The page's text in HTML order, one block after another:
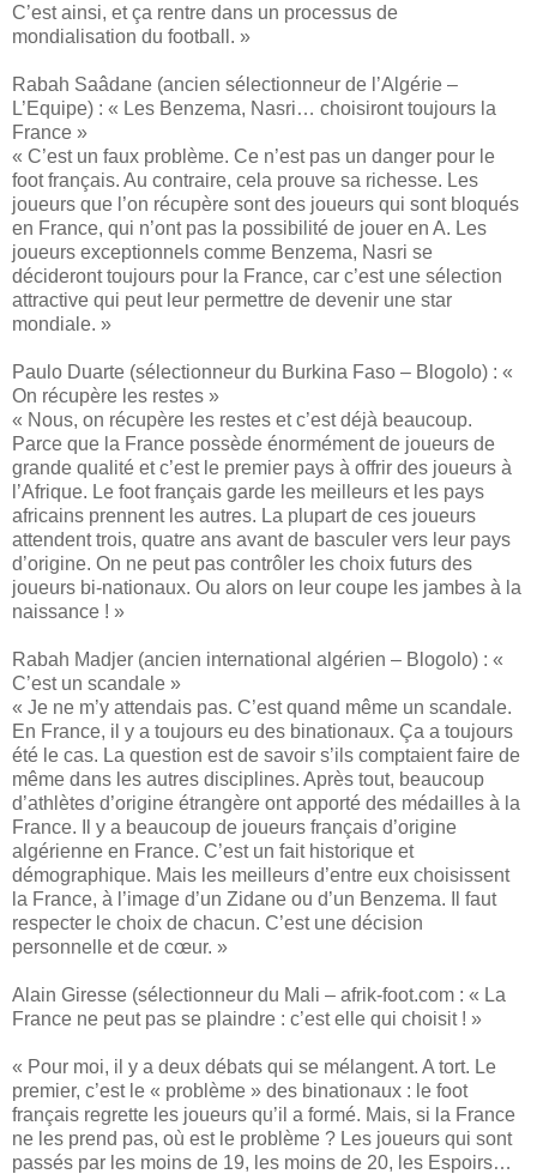
C’est ainsi, et ça rentre dans un processus de
mondialisation du football. »
Rabah Saâdane (ancien sélectionneur de l’Algérie –
L’Equipe) : « Les Benzema, Nasri… choisiront toujours la
France »
« C’est un faux problème. Ce n’est pas un danger pour le
foot français. Au contraire, cela prouve sa richesse. Les
joueurs que l’on récupère sont des joueurs qui sont bloqués
en France, qui n’ont pas la possibilité de jouer en A. Les
joueurs exceptionnels comme Benzema, Nasri se
décideront toujours pour la France, car c’est une sélection
attractive qui peut leur permettre de devenir une star
mondiale. »
Paulo Duarte (sélectionneur du Burkina Faso – Blogolo) : «
On récupère les restes »
« Nous, on récupère les restes et c’est déjà beaucoup.
Parce que la France possède énormément de joueurs de
grande qualité et c’est le premier pays à offrir des joueurs à
l’Afrique. Le foot français garde les meilleurs et les pays
africains prennent les autres. La plupart de ces joueurs
attendent trois, quatre ans avant de basculer vers leur pays
d’origine. On ne peut pas contrôler les choix futurs des
joueurs bi-nationaux. Ou alors on leur coupe les jambes à la
naissance ! »
Rabah Madjer (ancien international algérien – Blogolo) : «
C’est un scandale »
« Je ne m’y attendais pas. C’est quand même un scandale.
En France, il y a toujours eu des binationaux. Ça a toujours
été le cas. La question est de savoir s’ils comptaient faire de
même dans les autres disciplines. Après tout, beaucoup
d’athlètes d’origine étrangère ont apporté des médailles à la
France. Il y a beaucoup de joueurs français d’origine
algérienne en France. C’est un fait historique et
démographique. Mais les meilleurs d’entre eux choisissent
la France, à l’image d’un Zidane ou d’un Benzema. Il faut
respecter le choix de chacun. C’est une décision
personnelle et de cœur. »
Alain Giresse (sélectionneur du Mali – afrik-foot.com : « La
France ne peut pas se plaindre : c’est elle qui choisit ! »
« Pour moi, il y a deux débats qui se mélangent. A tort. Le
premier, c’est le « problème » des binationaux : le foot
français regrette les joueurs qu’il a formé. Mais, si la France
ne les prend pas, où est le problème ? Les joueurs qui sont
passés par les moins de 19, les moins de 20, les Espoirs…